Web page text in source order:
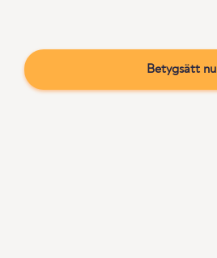
Betygsätt nu